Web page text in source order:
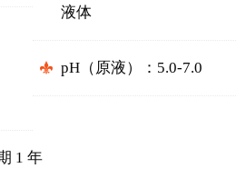
液体
pH（原液） ： 5.0-7.0
1 年